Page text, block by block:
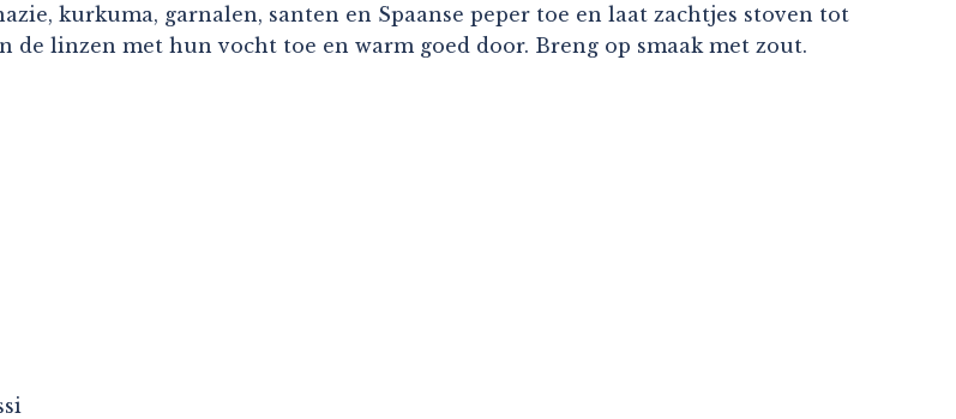
kurkuma, garnalen, santen en Spaanse peper toe en laat zachtjes stoven tot
de linzen met hun vocht toe en warm goed door. Breng op smaak met zout.